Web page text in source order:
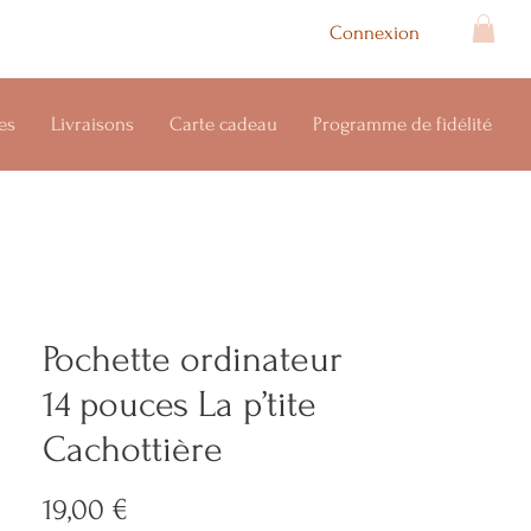
Connexion
Livraisons Carte cadeau Programme de fidélité
Pochette ordinateur
14 pouces La p’tite
Cachottière
19,00 €